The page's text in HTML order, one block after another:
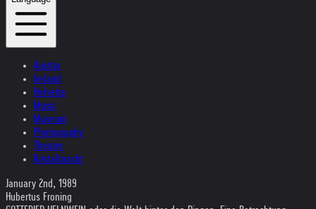
Austria
Ireland
Helvetia
Music
Museum
Photography
Theater
Kristallnacht
January 2nd, 1989
Hubertus Froning